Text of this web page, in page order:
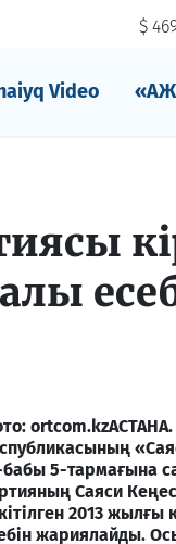
$
Video
ortcom.kz
бабы 5-тармағына
Саяси
2013
жариялайды.